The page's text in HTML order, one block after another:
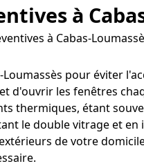
à
à Cabas-
pour éviter
d'ouvrir les fenêtres
thermiques, étant
le double vitrage et en
de votre